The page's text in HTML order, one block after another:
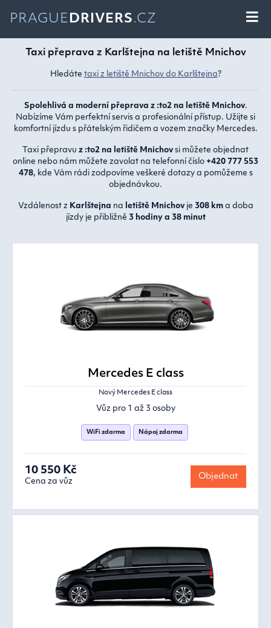
PRAGUE DRIVERS.CZ
Taxi přeprava z Karlštejna na letiště Mnichov
Hledáte taxi z letiště Mnichov do Karlštejna?
Spolehlivá a moderní přeprava z :to2 na letiště Mnichov.
Nabízíme Vám perfektní servis a profesionální přístup. Užijte si
komfortní jízdu s přátelským řidičem a vozem značky Mercedes.
Taxi přepravu z :to2 na letiště Mnichov si můžete objednat
online nebo nám můžete zavolat na telefonní číslo +420 777 553
478, kde Vám rádi zodpovíme veškeré dotazy a pomůžeme s
objednávkou.
Vzdálenost z Karlštejna na letiště Mnichovje 308 kma doba
jízdy je přibližně 3 hodiny a 38 minut
Mercedes E class
Nový Mercedes E class
Vůz pro 1 až 3 osoby
WiFi zdarma Nápoj zdarma
10 550 Kč
Cena za vůz
Objednat